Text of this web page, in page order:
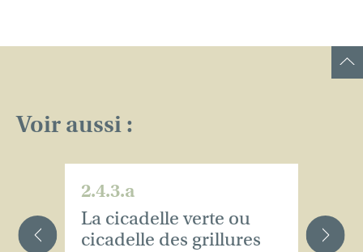
Voir aussi :
2.4.3.a
La cicadelle verte ou
cicadelle des grillures